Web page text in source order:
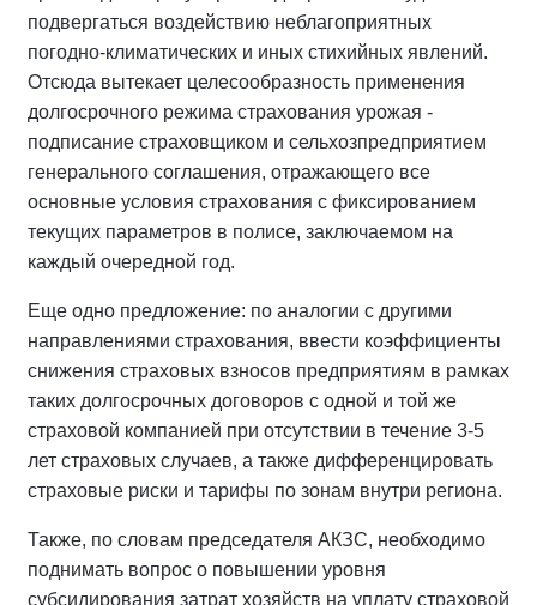
подвергаться воздействию неблагоприятных
погодно-климатических и иных стихийных явлений.
Отсюда вытекает целесообразность применения
долгосрочного режима страхования урожая -
подписание страховщиком и сельхозпредприятием
генерального соглашения, отражающего все
основные условия страхования с фиксированием
текущих параметров в полисе, заключаемом на
каждый очередной год.
Еще одно предложение: по аналогии с другими
направлениями страхования, ввести коэффициенты
снижения страховых взносов предприятиям в рамках
таких долгосрочных договоров с одной и той же
страховой компанией при отсутствии в течение 3-5
лет страховых случаев, а также дифференцировать
страховые риски и тарифы по зонам внутри региона.
Также, по словам председателя АКЗС, необходимо
поднимать вопрос о повышении уровня
субсидирования затрат хозяйств на уплату страховой